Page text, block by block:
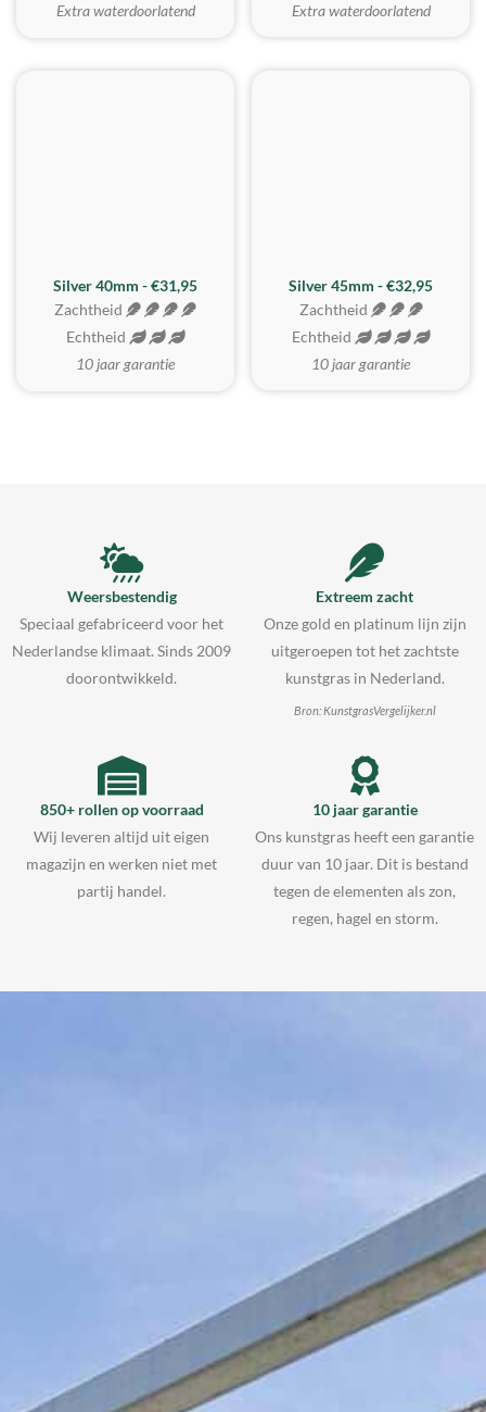
Extra waterdoorlatend
Extra waterdoorlatend
Silver 40mm - €31,95
Zachtheid
Echtheid
10 jaar garantie
MEEST GEKOZEN
Silver 45mm - €32,95
Zachtheid
Echtheid
10 jaar garantie
Weersbestendig
Speciaal gefabriceerd voor het
Nederlandse klimaat. Sinds 2009
doorontwikkeld.
Extreem zacht
Onze gold en platinum lijn zijn
uitgeroepen tot het zachtste
kunstgras in Nederland.
Bron: KunstgrasVergelijker.nl
850+ rollen op voorraad
Wij leveren altijd uit eigen
magazijn en werken niet met
partij handel.
10 jaar garantie
Ons kunstgras heeft een garantie
duur van 10 jaar. Dit is bestand
tegen de elementen als zon,
regen, hagel en storm.